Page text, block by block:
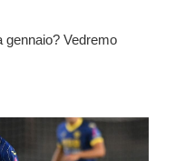
gennaio? Vedremo